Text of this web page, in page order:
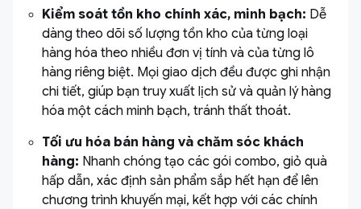
Kiểm soát tồn kho chính xác, minh bạch: Dễ
dàng theo dõi số lượng tồn kho của từng loại
hàng hóa theo nhiều đơn vị tính và của từng lô
hàng riêng biệt. Mọi giao dịch đều được ghi nhận
chi tiết, giúp bạn truy xuất lịch sử và quản lý hàng
hóa một cách minh bạch, tránh thất thoát.
Tối ưu hóa bán hàng và chăm sóc khách
hàng: Nhanh chóng tạo các gói combo, giỏ quà
hấp dẫn, xác định sản phẩm sắp hết hạn để lên
chương trình khuyến mại, kết hợp với các chính